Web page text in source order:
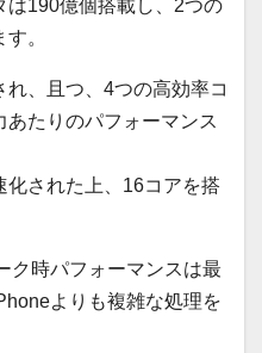
は190億個搭載し、2つの
。
、且つ、4つの高効率コ
たりのパフォーマンス
された上、16コアを搭
ク時パフォーマンスは最
よりも複雑な処理を